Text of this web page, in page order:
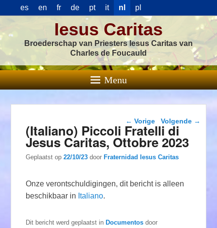
es en fr de pt it nl pl
Iesus Caritas
Broederschap van Priesters Iesus Caritas van
Charles de Foucauld
Menu
Berichtnavigatie
← Vorige Volgende →
(Italiano) Piccoli Fratelli di
Jesus Caritas, Ottobre 2023
Geplaatst op22/10/23 doorFraternidad Iesus Caritas
Onze verontschuldigingen, dit bericht is alleen
beschikbaar in Italiano.
Dit bericht werd geplaatst inDocumentos door